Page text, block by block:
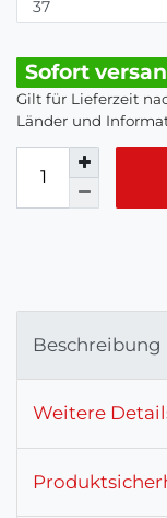
Sofort
Gilt für Lieferzeit
Länder und
Beschreibung
Weitere